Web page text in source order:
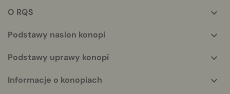
info
O RQS
Podstawy nasion konopi
Podstawy uprawy konopi
Informacje o konopiach